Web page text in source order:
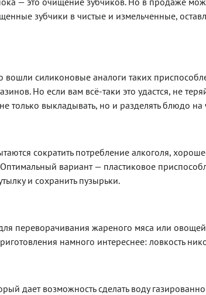
зубчики в чистые и измельченные,
силиконовые аналоги таких
Но если вам всё-таки это удастся, не
только выкладывать, но и разделять блюдо
сократить потребление алкоголя,
вариант — пластиковое
и сохранить пузырьки.
переворачивания жареного мяса или
намного интереснее: ловкость
дает возможность сделать воду